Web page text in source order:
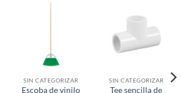
SIN CATEGORIZAR
Escoba de vinilo
SIN CATEGORIZAR
Tee sencilla de